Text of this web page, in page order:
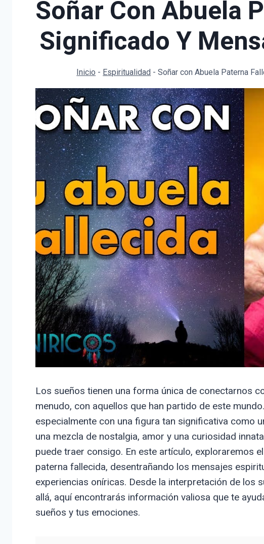
Soñar Con Abuela
Significado Y
Inicio - Espiritualidad -Soñar con Abuela Paterna
Los sueños tienen una forma única de conectarnos
menudo, con aquellos que han partido de este
especialmente con una figura tan significativa como
una mezcla de nostalgia, amor y una curiosidad
puede traer consigo. En este artículo, exploraremos
paterna fallecida, desentrañando los mensajes
experiencias oníricas. Desde la interpretación de los
allá, aquí encontrarás información valiosa que te
sueños y tus emociones.